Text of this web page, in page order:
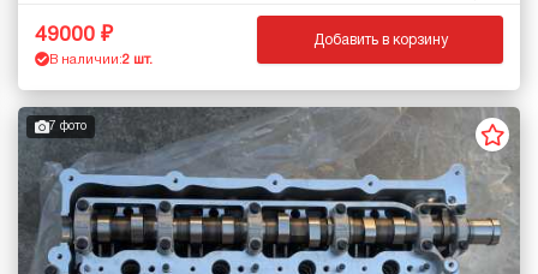
49000
В наличии:2 шт.
Добавить в корзину
7 фото